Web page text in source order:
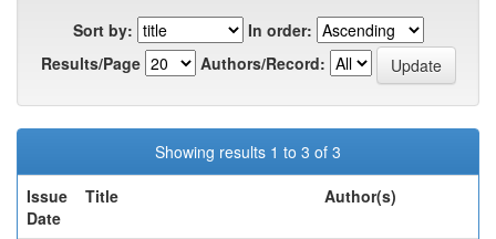
Sort by:
In order:
Results/Page
Authors/Record:
Showing results 1 to 3 of 3
Issue
Date
Title Author(s)